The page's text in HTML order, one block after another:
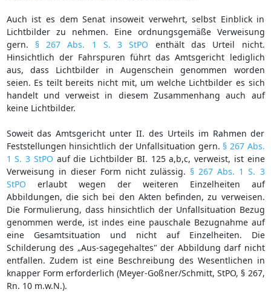
Auch ist es dem Senat insoweit verwehrt, selbst Einblick in
Lichtbilder zu nehmen. Eine ordnungsgemäße Verweisung
gern. § 267 Abs. 1 S. 3 StPO enthält das Urteil nicht.
Hinsichtlich der Fahrspuren führt das Amtsgericht lediglich
aus, dass Lichtbilder in Augenschein genommen worden
seien. Es teilt bereits nicht mit, um welche Lichtbilder es sich
handelt und verweist in diesem Zusammenhang auch auf
keine Lichtbilder.
Soweit das Amtsgericht unter II. des Urteils im Rahmen der
Feststellungen hinsichtlich der Unfallsituation gern. § 267 Abs.
1 S. 3 StPO auf die Lichtbilder BI. 125 a,b,c, verweist, ist eine
Verweisung in dieser Form nicht zulässig. § 267 Abs. 1 S. 3
StPO erlaubt wegen der weiteren Einzelheiten auf
Abbildungen, die sich bei den Akten befinden, zu verweisen.
Die Formulierung, dass hinsichtlich der Unfallsituation Bezug
genommen werde, ist indes eine pauschale Bezugnahme auf
eine Gesamtsituation und nicht auf Einzelheiten. Die
Schilderung des „Aus-sagegehaltes" der Abbildung darf nicht
entfallen. Zudem ist eine Beschreibung des Wesentlichen in
knapper Form erforderlich (Meyer-Goßner/Schmitt, StPO, § 267,
Rn. 10 m.w.N.).